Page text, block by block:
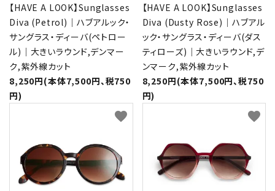
【HAVE A LOOK】Sunglasses
Diva (Petrol)｜ハブアルック・
サングラス・ディーバ(ペトロー
ル)｜大きいラウンド,デンマー
ク,紫外線カット
8,250円(本体7,500円、税750
円)
【HAVE A LOOK】Sunglasses
Diva (Dusty Rose)｜ハブアル
ック・サングラス・ディーバ(ダス
ティローズ)｜大きいラウンド,デ
ンマーク,紫外線カット
8,250円(本体7,500円、税750
円)
favorite favorite